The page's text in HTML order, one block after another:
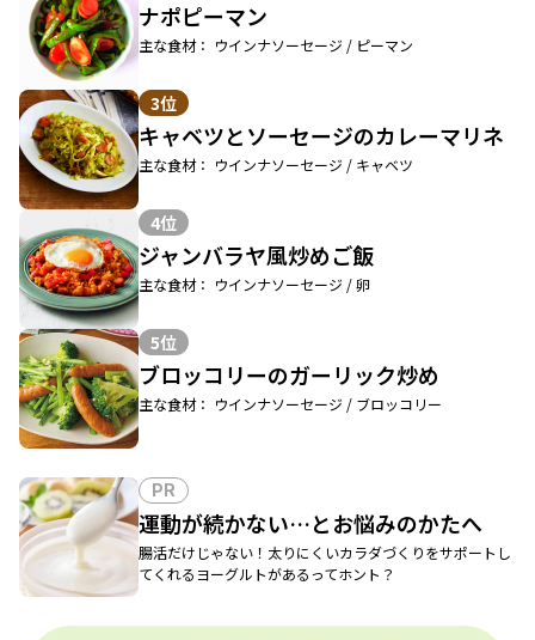
ナポピーマン
主な食材： ウインナソーセージ / ピーマン
3位
キャベツとソーセージのカレーマリネ
主な食材： ウインナソーセージ / キャベツ
4位
ジャンバラヤ風炒めご飯
主な食材： ウインナソーセージ / 卵
5位
ブロッコリーのガーリック炒め
主な食材： ウインナソーセージ / ブロッコリー
PR
運動が続かない…とお悩みのかたへ
腸活だけじゃない！太りにくいカラダづくりをサポートし
てくれるヨーグルトがあるってホント？